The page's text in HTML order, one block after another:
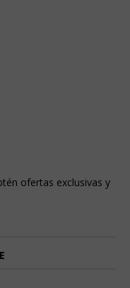
ofertas exclusivas y